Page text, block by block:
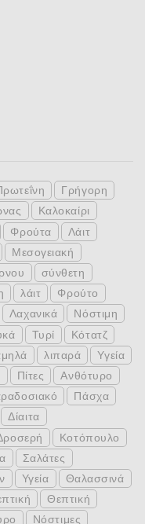
Γρήγορη
Καλοκαίρι
Φρούτα
Λάιτ
Μεσογειακή
σύνθετη
λάιτ
Φρούτο
Λαχανικά
Νόστιμη
Τυρί
Κότατζ
λιπαρά
Υγεία
Πίτες
Ανθότυρο
Πάσχα
Δίαιτα
Κοτόπουλο
Σαλάτες
Υγεία
Θαλασσινά
Θεπτική
Νόστιμες